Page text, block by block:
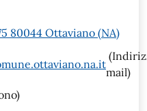
80044 Ottaviano (NA)
mail)